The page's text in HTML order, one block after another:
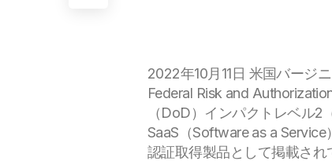
2022年10月11日 米国バー
Federal Risk and
（DoD）インパクトレベル
SaaS（Software as a
認証取得製品として掲載され